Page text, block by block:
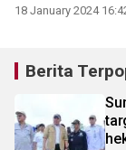
18 January 2024
Berita